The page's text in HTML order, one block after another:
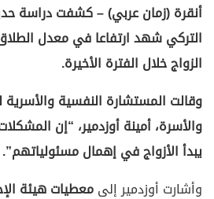
أنقرة (زمان عربي) – كشفت دراسة
التركي شهد ارتفاعا في معدل
الزواج خلال الفترة الأخيرة.
وقالت المستشارة النفسية والأسرية
والأسرة، أمينة أوزدمير، “إن
يبدأ الأزواج في إهمال مسئولياتهم”.
وأشارت أوزدمير إلىمعطياتهيئة